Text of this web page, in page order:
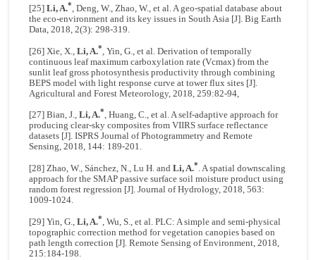
[25]Li, A.*, Deng, W., Zhao, W., et al. A geo-spatial database about
the eco-environment and its key issues in South Asia [J]. Big Earth
Data, 2018, 2(3): 298-319.
[26] Xie, X.,Li, A.*
, Yin, G., et al. Derivation of temporally
continuous leaf maximum carboxylation rate (Vcmax) from the
sunlit leaf gross photosynthesis productivity through combining
BEPS model with light response curve at tower flux sites [J].
Agricultural and Forest Meteorology, 2018, 259:82-94,
[27] Bian, J., Li, A.*, Huang, C., et al. A self-adaptive approach for
producing clear-sky composites from VIIRS surface reflectance
datasets [J]. ISPRS Journal of Photogrammetry and Remote
Sensing, 2018, 144: 189-201.
[28] Zhao, W., Sánchez, N., Lu H. andLi, A.*. A spatial downscaling
approach for the SMAP passive surface soil moisture product using
random forest regression [J]. Journal of Hydrology, 2018, 563:
1009-1024.
[29] Yin, G.,Li, A.*, Wu, S., et al. PLC: A simple and semi-physical
topographic correction method for vegetation canopies based on
path length correction [J]. Remote Sensing of Environment, 2018,
215:184-198.